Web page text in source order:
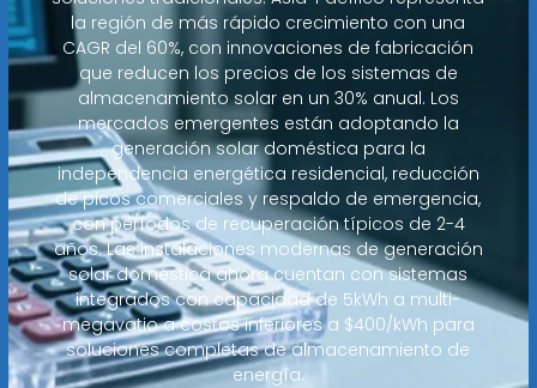
la región de más rápido crecimiento con una
CAGR del 60%, con innovaciones de fabricación
que reducen los precios de los sistemas de
almacenamiento solar en un 30% anual. Los
mercados emergentes están adoptando la
generación solar doméstica para la
independencia energética residencial, reducción
de picos comerciales y respaldo de emergencia,
con períodos de recuperación típicos de 2-4
años. Las instalaciones modernas de generación
solar doméstica ahora cuentan con sistemas
integrados con capacidad de 5kWh a multi-
megavatio a costos inferiores a $400/kWh para
soluciones completas de almacenamiento de
energía.